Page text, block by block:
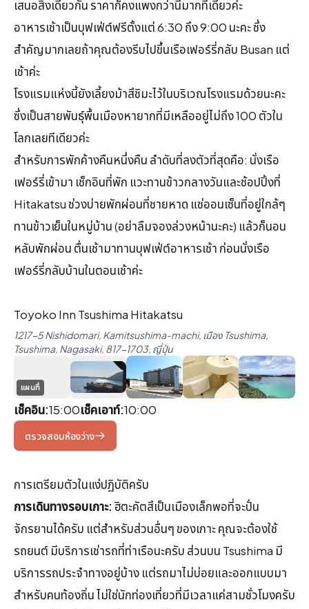
เสนอสิ่งเดียวกัน ราคาก็คงแพงกว่านี้มากทีเดียวค่ะ
อาหารเช้าเป็นบุฟเฟ่ต์ฟรีตั้งแต่ 6:30 ถึง 9:00 นะคะ ซึ่ง
สำคัญมากเลยถ้าคุณต้องรีบไปขึ้นเรือเฟอร์รี่กลับ Busan แต่
เช้าค่ะ
โรงแรมแห่งนี้ยังเลี้ยงม้าสึชิมะไว้ในบริเวณโรงแรมด้วยนะคะ
ซึ่งเป็นสายพันธุ์พื้นเมืองหายากที่มีเหลืออยู่ไม่ถึง 100 ตัวใน
โลกเลยทีเดียวค่ะ
สำหรับการพักค้างคืนหนึ่งคืน ลำดับที่ลงตัวที่สุดคือ: นั่งเรือ
เฟอร์รี่เข้ามา เช็กอินที่พัก แวะทานข้าวกลางวันและช้อปปิ้งที่
Hitakatsu ช่วงบ่ายพักผ่อนที่ชายหาด แช่ออนเซ็นที่อยู่ใกล้ๆ
ทานข้าวเย็นในหมู่บ้าน (อย่าลืมจองล่วงหน้านะคะ) แล้วก็นอน
หลับพักผ่อน ตื่นเช้ามาทานบุฟเฟ่ต์อาหารเช้า ก่อนนั่งเรือ
เฟอร์รี่กลับบ้านในตอนเช้าค่ะ
Toyoko Inn Tsushima Hitakatsu
1217-5 Nishidomari, Kamitsushima-machi, เมือง Tsushima,
Tsushima, Nagasaki, 817-1703, ญี่ปุ่น
แผนที่
เช็คอิน:15:00เช็คเอาท์:10:00
ตรวจสอบห้องว่าง
การเตรียมตัวในแง่ปฏิบัติครับ
การเดินทางรอบเกาะ:ฮิตะคัตสึเป็นเมืองเล็กพอที่จะปั่น
จักรยานได้ครับ แต่สำหรับส่วนอื่นๆ ของเกาะ คุณจะต้องใช้
รถยนต์ มีบริการเช่ารถที่ท่าเรือนะครับ ส่วนบน Tsushima มี
บริการรถประจำทางอยู่บ้าง แต่รถมาไม่บ่อยและออกแบบมา
สำหรับคนท้องถิ่น ไม่ใช่นักท่องเที่ยวที่มีเวลาแค่สามชั่วโมงครับ